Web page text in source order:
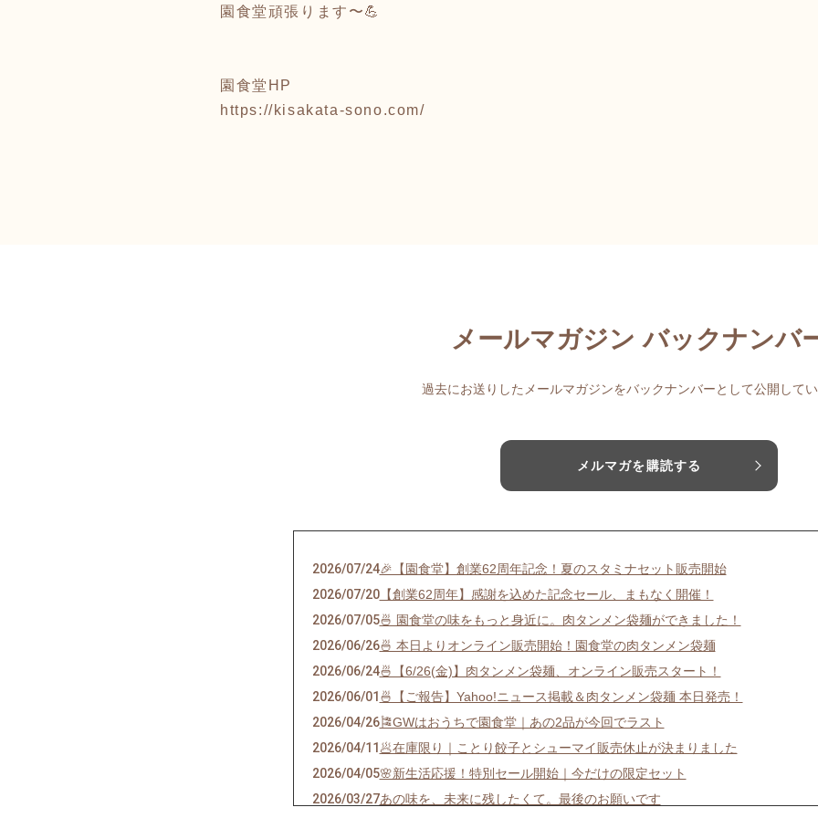
園食堂頑張ります〜💪
園食堂HP
https://kisakata-sono.com/
メールマガジン バックナンバ
過去にお送りしたメールマガジンをバックナンバーとして公開してい
メルマガを購読する
2026/07/24🎉【園食堂】創業62周年記念！夏のスタミナセット販売開始
2026/07/20【創業62周年】感謝を込めた記念セール、まもなく開催！
2026/07/05🍜 園食堂の味をもっと身近に。肉タンメン袋麺ができました！
2026/06/26🍜 本日よりオンライン販売開始！園食堂の肉タンメン袋麺
2026/06/24🍜【6/26(金)】肉タンメン袋麺、オンライン販売スタート！
2026/06/01 🍜【ご報告】Yahoo!ニュース掲載＆肉タンメン袋麺 本日発売！
2026/04/26🎏GWはおうちで園食堂｜あの2品が今回でラスト
2026/04/11 🥟在庫限り｜ことり餃子とシューマイ販売休止が決まりました
2026/04/05🌸新生活応援！特別セール開始｜今だけの限定セット
2026/03/27あの味を、未来に残したくて。最後のお願いです